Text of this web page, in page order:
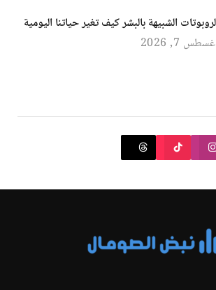
الشبيهة بالبشر كيف تغير حياتنا اليومية
7, 2026